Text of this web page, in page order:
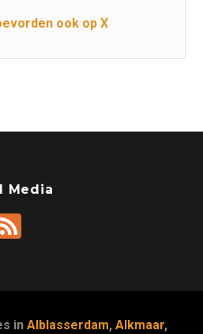
ook op X
Media
inAlblasserdam,Alkmaar,